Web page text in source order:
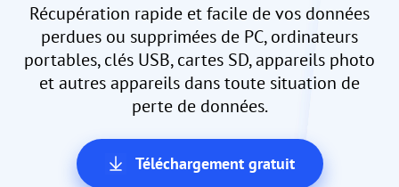
Récupération rapide et facile de vos données
perdues ou supprimées de PC, ordinateurs
portables, clés USB, cartes SD, appareils photo
et autres appareils dans toute situation de
perte de données.
Téléchargement gratuit